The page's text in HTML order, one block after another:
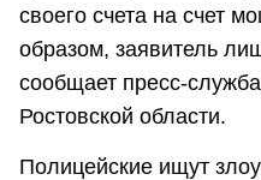
своего счета на счет
образом, заявитель
сообщает пресс-
Ростовской области.
Полицейские ищут